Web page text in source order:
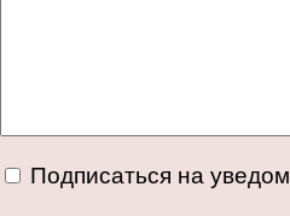
Подписаться на